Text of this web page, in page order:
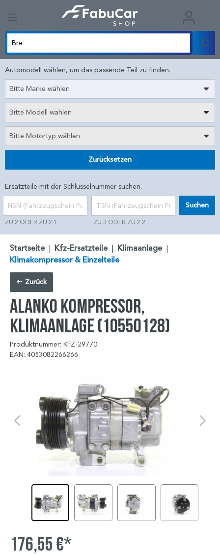
Automodell wählen, um das passende Teil zu finden.
Bitte Marke wählen
Bitte Modell wählen
Bitte Motortyp wählen
Zurücksetzen
Ersatzteile mit der Schlüsselnummer suchen.
ZU 2 ODER ZU 2.1 ZU 3 ODER ZU 2.2
Suchen
Startseite | Kfz-Ersatzteile | Klimaanlage |
Klimakompressor & Einzelteile
Zurück
ALANKO Kompressor,
Klimaanlage (10550128)
Produktnummer: KFZ-29770
EAN: 4053082266266
176,55 €*